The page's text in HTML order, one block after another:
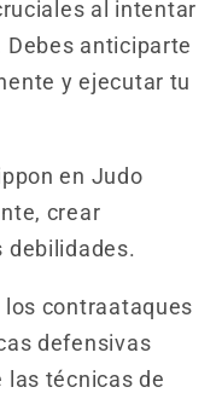
al intentar
anticiparte
y ejecutar tu
en Judo
crear
debilidades.
contraataques
defensivas
técnicas de